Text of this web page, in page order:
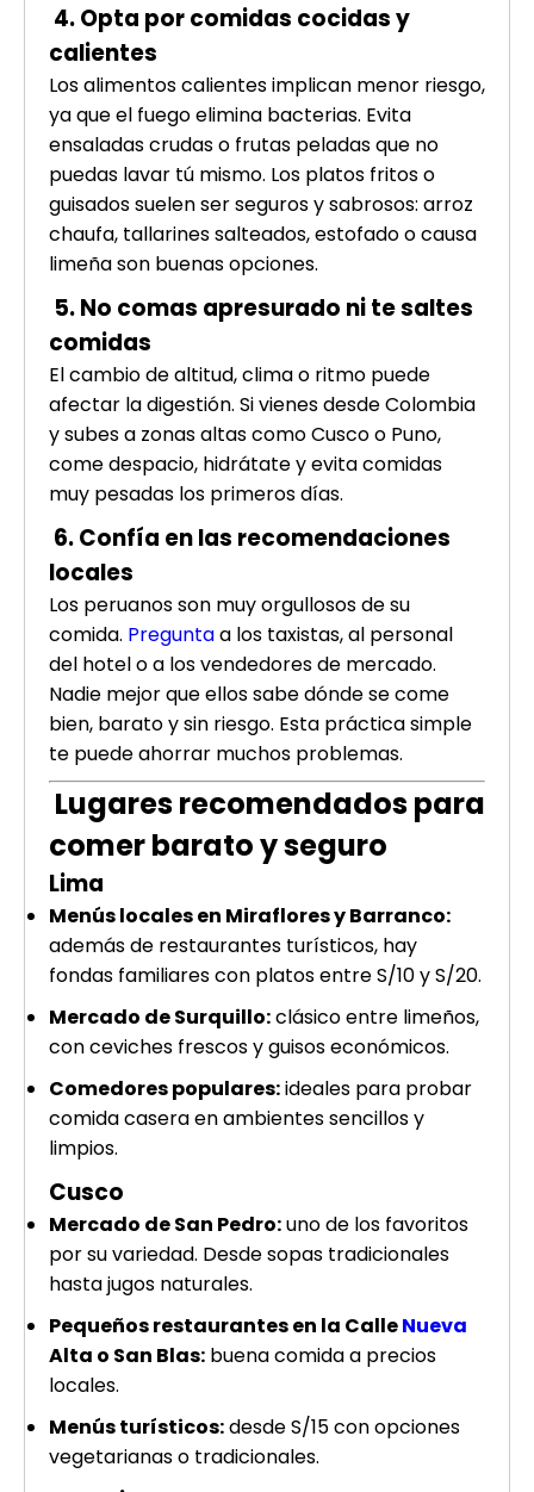
4. Opta por comidas cocidas y
calientes
Los alimentos calientes implican menor riesgo,
ya que el fuego elimina bacterias. Evita
ensaladas crudas o frutas peladas que no
puedas lavar tú mismo. Los platos fritos o
guisados suelen ser seguros y sabrosos: arroz
chaufa, tallarines salteados, estofado o causa
limeña son buenas opciones.
5. No comas apresurado ni te saltes
comidas
El cambio de altitud, clima o ritmo puede
afectar la digestión. Si vienes desde Colombia
y subes a zonas altas como Cusco o Puno,
come despacio, hidrátate y evita comidas
muy pesadas los primeros días.
6. Confía en las recomendaciones
locales
Los peruanos son muy orgullosos de su
comida. Preguntaa los taxistas, al personal
del hotel o a los vendedores de mercado.
Nadie mejor que ellos sabe dónde se come
bien, barato y sin riesgo. Esta práctica simple
te puede ahorrar muchos problemas.
Lugares recomendados para
comer barato y seguro
Lima
Menús locales en Miraflores y Barranco:
además de restaurantes turísticos, hay
fondas familiares con platos entre S/10 y S/20.
Mercado de Surquillo:clásico entre limeños,
con ceviches frescos y guisos económicos.
Comedores populares:ideales para probar
comida casera en ambientes sencillos y
limpios.
Cusco
Mercado de San Pedro:uno de los favoritos
por su variedad. Desde sopas tradicionales
hasta jugos naturales.
Pequeños restaurantes en la CalleNueva
Alta o San Blas: buena comida a precios
locales.
Menús turísticos:desde S/15 con opciones
vegetarianas o tradicionales.